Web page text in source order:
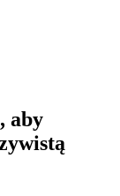
aby